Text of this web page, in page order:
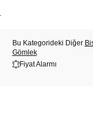
Bu Kategorideki Diğer
Gömlek
Fiyat Alarmı